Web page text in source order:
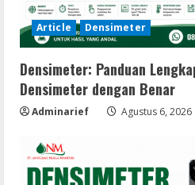
Article Densimeter
Densimeter: Panduan
Densimeter dengan Benar
Adminarief Agustus 6, 2026